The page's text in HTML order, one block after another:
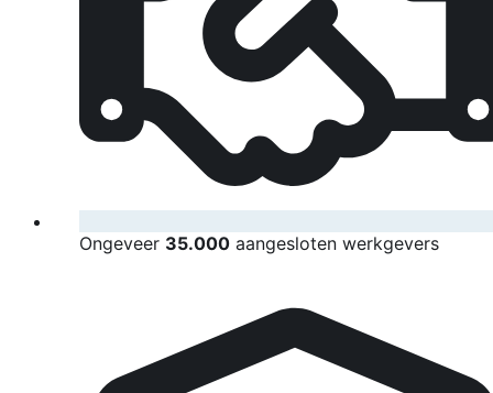
Ongeveer 35.000 aangesloten werkgevers